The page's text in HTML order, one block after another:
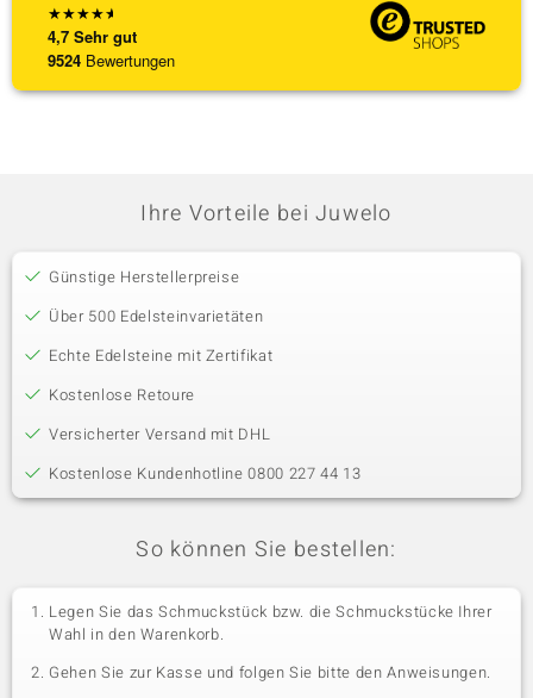
★★★★★
4,7 Sehr gut
9524 Bewertungen
Ihre Vorteile bei Juwelo
Günstige Herstellerpreise
Über 500 Edelsteinvarietäten
Echte Edelsteine mit Zertifikat
Kostenlose Retoure
Versicherter Versand mit DHL
Kostenlose Kundenhotline 0800 227 44 13
So können Sie bestellen:
Legen Sie das Schmuckstück bzw. die Schmuckstücke Ihrer
Wahl in den Warenkorb.
Gehen Sie zur Kasse und folgen Sie bitte den Anweisungen.